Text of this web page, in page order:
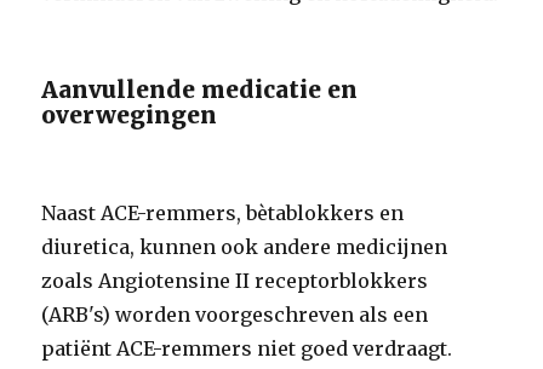
Aanvullende medicatie en
overwegingen
Naast ACE-remmers, bètablokkers en
diuretica, kunnen ook andere medicijnen
zoals Angiotensine II receptorblokkers
(ARB's) worden voorgeschreven als een
patiënt ACE-remmers niet goed verdraagt.